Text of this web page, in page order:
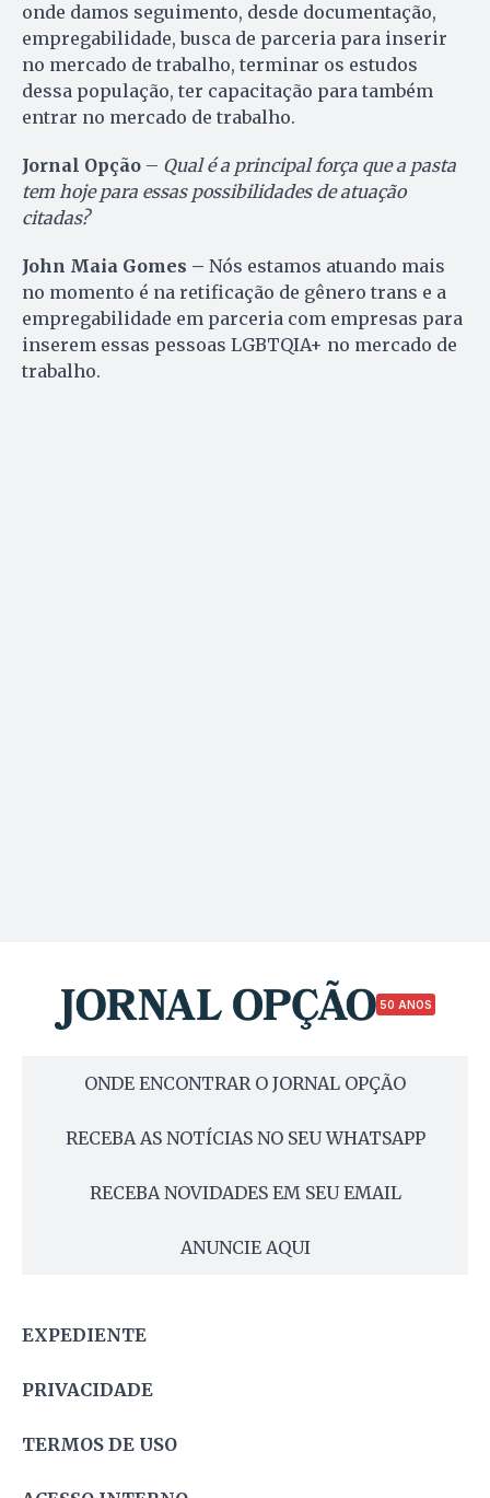
onde damos seguimento, desde documentação,
empregabilidade, busca de parceria para inserir
no mercado de trabalho, terminar os estudos
dessa população, ter capacitação para também
entrar no mercado de trabalho.
Jornal Opção – Qual é a principal força que a pasta
tem hoje para essas possibilidades de atuação
citadas?
John Maia Gomes – Nós estamos atuando mais
no momento é na retificação de gênero trans e a
empregabilidade em parceria com empresas para
inserem essas pessoas LGBTQIA+ no mercado de
trabalho.
50 ANOS
ONDE ENCONTRAR O JORNAL OPÇÃO
RECEBA AS NOTÍCIAS NO SEU WHATSAPP
RECEBA NOVIDADES EM SEU EMAIL
ANUNCIE AQUI
EXPEDIENTE
PRIVACIDADE
TERMOS DE USO